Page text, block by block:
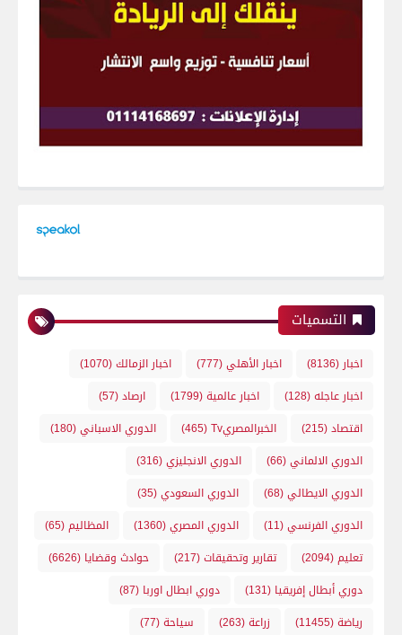
التسميات
اخبار (8136) اخبار الأهلي(777) اخبار الزمالك(1070)
اخبار عاجله(128) اخبار عالمية(1799) ارصاد(57)
اقتصاد(215) الخبرالمصريTv (465) الدوري الاسباني(180)
الدوري الالماني(66) الدوري الانجليزي(316)
الدوري الايطالي(68) الدوري السعودي(35)
الدوري الفرنسي(11) الدوري المصري(1360) المظاليم(65)
تعليم(2094) تقارير وتحقيقات(217) حوادث وقضايا (6626)
دوري أبطال إفريقيا (131) دوري ابطال اوربا (87)
رياضة(11455) زراعة(263) سياحة(77)